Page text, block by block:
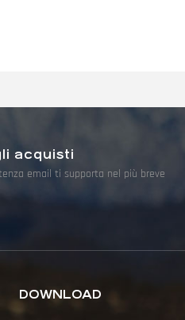
acquisti
email ti supporta nel più breve
DOWNLOAD